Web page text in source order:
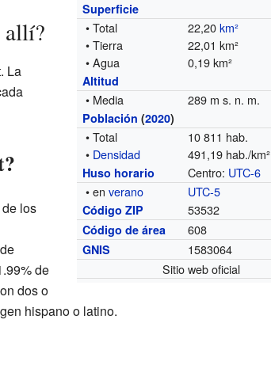
Superficie
• Total 22,20km²
• Tierra
22,01 km²
• Agua
0,19 km²
Altitud
• Media 289 m s. n. m.
Población (2020)
• Total
10 811 hab.
• Densidad 491,19 hab./km²
Huso horario Centro: UTC-6
• enverano UTC-5
Código ZIP 53532
Código de área 608
GNIS
1583064
Sitio web oficial
allí?
La
los
de
dos o
hispano o latino.